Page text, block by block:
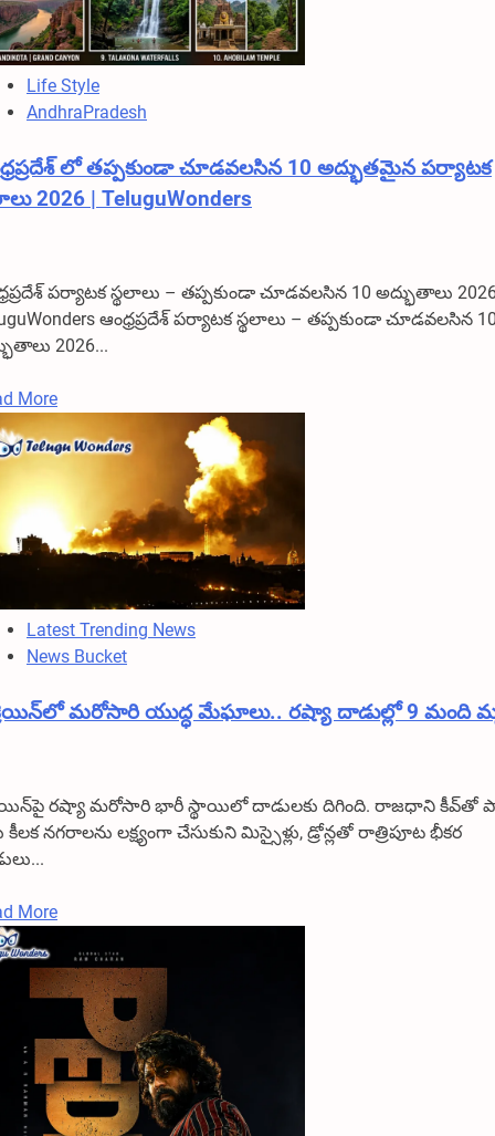
Life Style
AndhraPradesh
లో తప్పకుండా చూడవలసిన 10 అద్భుతమైన పర్యాటక
2026 | TeluguWonders
పర్యాటక స్థలాలు – తప్పకుండా చూడవలసిన 10 అద్భుతాలు
ఆంధ్రప్రదేశ్ పర్యాటక స్థలాలు – తప్పకుండా చూడవలసిన
2026...
MoreRead
about
లో
తప్పకుండా
చూడవలసిన
అద్భుతమైన
పర్యాటక
స్థలాలు
|
Latest Trending News
News Bucket
మరోసారి యుద్ధ మేఘాలు.. రష్యా దాడుల్లో 9 మంది
రష్యా మరోసారి భారీ స్థాయిలో దాడులకు దిగింది. రాజధాని కీవ్‌తో
కీలక నగరాలను లక్ష్యంగా చేసుకుని మిస్సైళ్లు, డ్రోన్లతో రాత్రిపూట భీకర
MoreRead
about
ఉక్రెయిన్‌లో
మరోసారి
యుద్ధ
మేఘాలు..
రష్యా
దాడుల్లో